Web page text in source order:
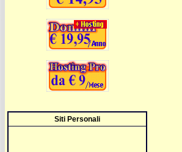
Siti Personali